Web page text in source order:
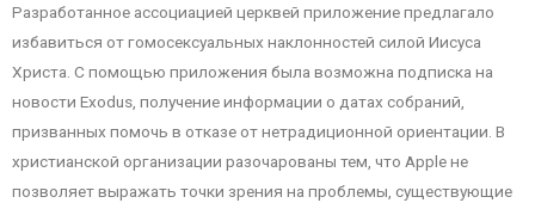
Разработанное ассоциацией церквей приложение предлагало
избавиться от гомосексуальных наклонностей силой Иисуса
Христа. С помощью приложения была возможна подписка на
новости Exodus, получение информации о датах собраний,
призванных помочь в отказе от нетрадиционной ориентации. В
христианской организации разочарованы тем, что Apple не
позволяет выражать точки зрения на проблемы, существующие